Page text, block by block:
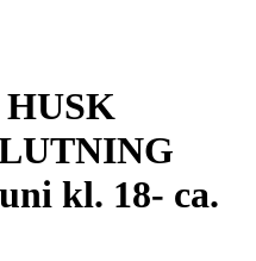
kl. 18- ca.